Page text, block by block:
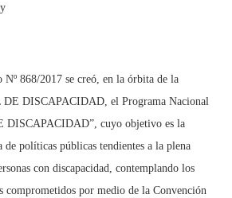
Nº 868/2017 se creó, en la órbita de la
DISCAPACIDAD, el Programa Nacional
cuyo objetivo es la
de políticas públicas tendientes a la plena
con discapacidad, contemplando los
comprometidos por medio de la Convención